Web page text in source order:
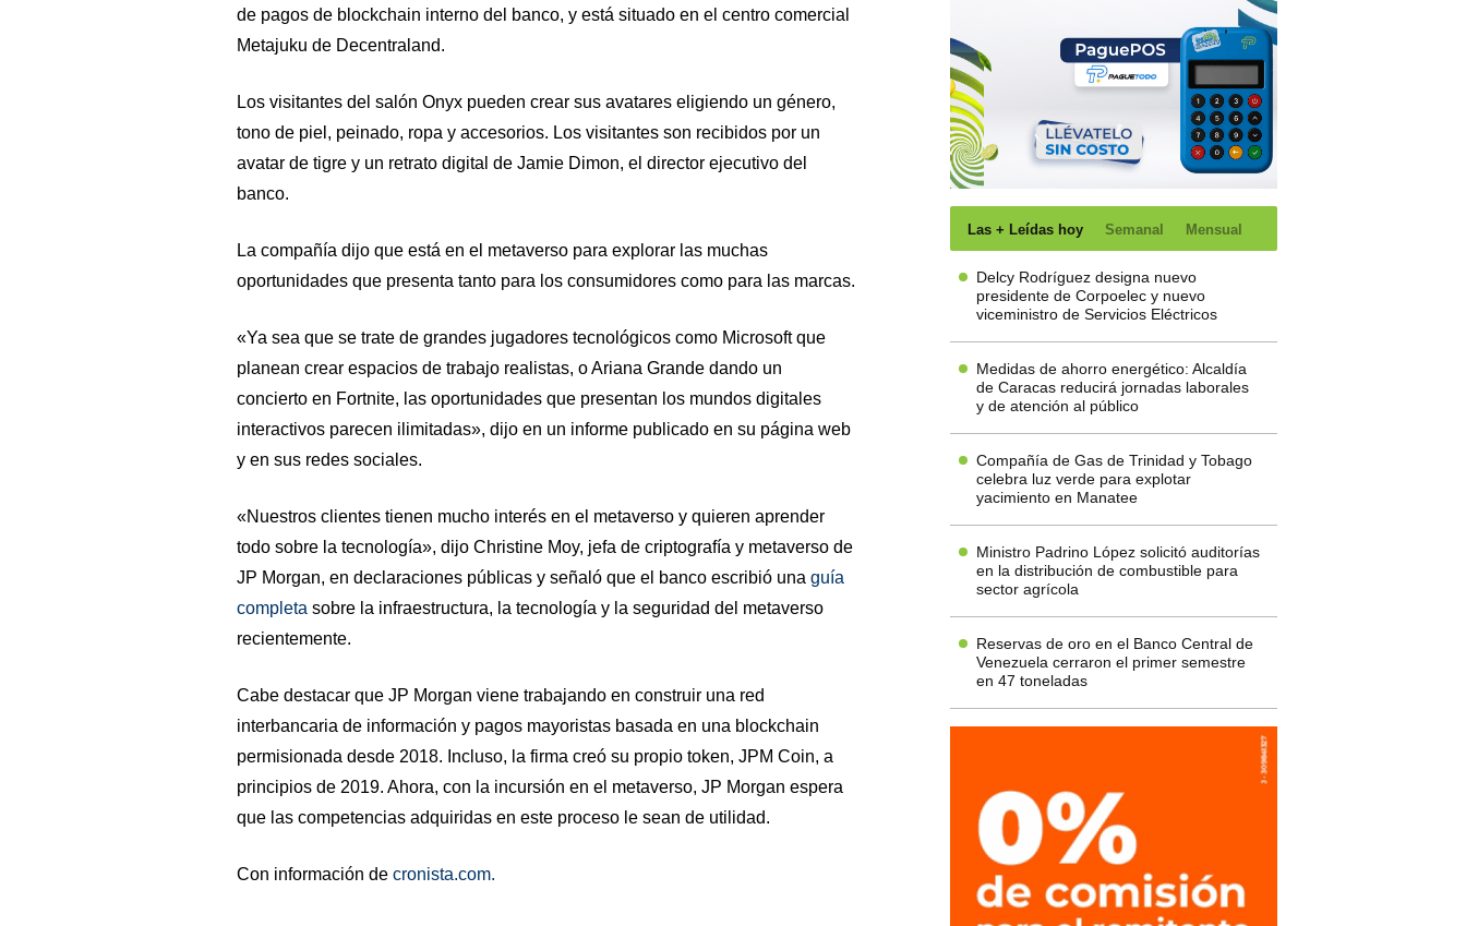
de pagos de blockchain interno del banco, y está situado en el centro comercial
Metajuku de Decentraland.
Los visitantes del salón Onyx pueden crear sus avatares eligiendo un género,
tono de piel, peinado, ropa y accesorios. Los visitantes son recibidos por un
avatar de tigre y un retrato digital de Jamie Dimon, el director ejecutivo del
banco.
La compañía dijo que está en el metaverso para explorar las muchas
oportunidades que presenta tanto para los consumidores como para las marcas.
«Ya sea que se trate de grandes jugadores tecnológicos como Microsoft que
planean crear espacios de trabajo realistas, o Ariana Grande dando un
concierto en Fortnite, las oportunidades que presentan los mundos digitales
interactivos parecen ilimitadas», dijo en un informe publicado en su página web
y en sus redes sociales.
«Nuestros clientes tienen mucho interés en el metaverso y quieren aprender
todo sobre la tecnología», dijo Christine Moy, jefa de criptografía y metaverso de
JP Morgan, en declaraciones públicas y señaló que el banco escribió una guía
completa sobre la infraestructura, la tecnología y la seguridad del metaverso
recientemente.
Cabe destacar que JP Morgan viene trabajando en construir una red
interbancaria de información y pagos mayoristas basada en una blockchain
permisionada desde 2018. Incluso, la firma creó su propio token, JPM Coin, a
principios de 2019. Ahora, con la incursión en el metaverso, JP Morgan espera
que las competencias adquiridas en este proceso le sean de utilidad.
Con información de cronista.com.
Las + Leídas hoy Semanal Mensual
Delcy Rodríguez designa nuevo
presidente de Corpoelec y nuevo
viceministro de Servicios Eléctricos
Medidas de ahorro energético: Alcaldía
de Caracas reducirá jornadas laborales
y de atención al público
Compañía de Gas de Trinidad y Tobago
celebra luz verde para explotar
yacimiento en Manatee
Ministro Padrino López solicitó auditorías
en la distribución de combustible para
sector agrícola
Reservas de oro en el Banco Central de
Venezuela cerraron el primer semestre
en 47 toneladas